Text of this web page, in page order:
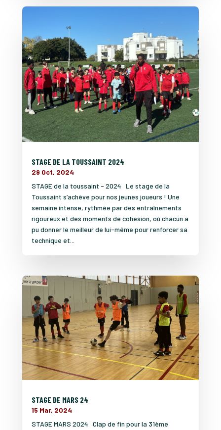
STAGE DE LA TOUSSAINT 2024
29 Oct, 2024
STAGE de la toussaint - 2024 Le stage de la
Toussaint s’achève pour nos jeunes joueurs ! Une
semaine intense, rythmée par des entraînements
rigoureux et des moments de cohésion, où chacun a
pu donner le meilleur de lui-même pour renforcer sa
technique et...
STAGE DE MARS 24
15 Mar, 2024
STAGE MARS 2024 Clap de fin pour la 31ème